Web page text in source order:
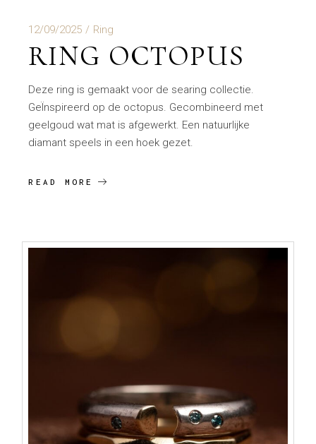
12/09/2025 Ring
RING OCTOPUS
Deze ring is gemaakt voor de searing collectie.
GeÏnspireerd op de octopus. Gecombineerd met
geelgoud wat mat is afgewerkt. Een natuurlijke
diamant speels in een hoek gezet.
READ MORE